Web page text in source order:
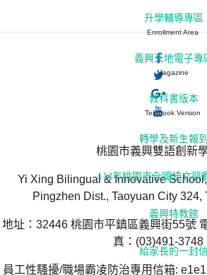
桃園市義興雙語創新
Yi Xing Bilingual & Innovative
Pingzhen Dist., Taoyuan City 324,
地址：32446 桃園市平鎮區義興街55號
真：(03)491-3748
員工性騷擾/職場霸凌防治專用信箱:
升學輔導專區
Enrollment Area
義興天地電子專
Magazine
教科書版本
Textbook Version
轉學及新生報到
114年桃園市全國語文競
義興特教館
給家長的一封